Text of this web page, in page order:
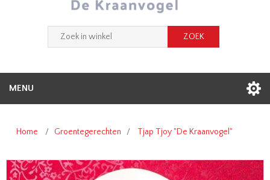
MENU
Home / Groentegerechten / Tjap Tjoy "De Kraanvogel"